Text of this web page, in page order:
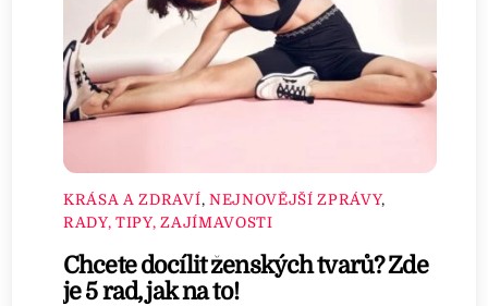
KRÁSA A ZDRAVÍ, NEJNOVĚJŠÍ ZPRÁVY,
RADY, TIPY, ZAJÍMAVOSTI
Chcete docílit ženských tvarů? Zde
je 5 rad, jak na to!